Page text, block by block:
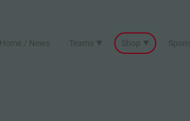
Home / News Teams Shop